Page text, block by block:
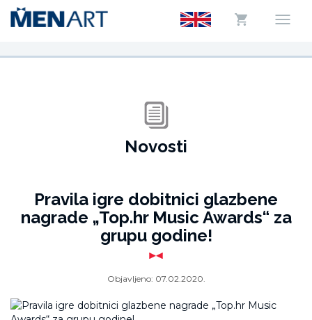
Novosti
Pravila igre dobitnici glazbene
nagrade „Top.hr Music Awards“ za
grupu godine!
Objavljeno: 07.02.2020.